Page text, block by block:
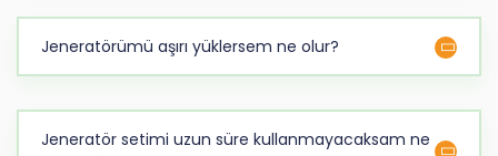
Jeneratörümü aşırı yüklersem ne olur?
Jeneratör setimi uzun süre kullanmayacaksam ne